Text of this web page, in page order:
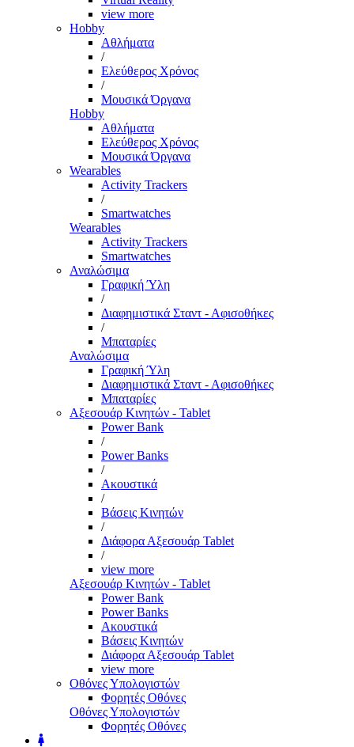
view more
Hobby
Αθλήματα
/
Ελεύθερος Χρόνος
/
Μουσικά Όργανα
Hobby
Αθλήματα
Ελεύθερος Χρόνος
Μουσικά Όργανα
Wearables
Activity Trackers
/
Smartwatches
Wearables
Activity Trackers
Smartwatches
Αναλώσιμα
Γραφική Ύλη
/
Διαφημιστικά Σταντ - Αφισοθήκες
/
Μπαταρίες
Αναλώσιμα
Γραφική Ύλη
Διαφημιστικά Σταντ - Αφισοθήκες
Μπαταρίες
Αξεσουάρ Κινητών - Tablet
Power Bank
/
Power Banks
/
Ακουστικά
/
Βάσεις Κινητών
/
Διάφορα Αξεσουάρ Tablet
/
view more
Αξεσουάρ Κινητών - Tablet
Power Bank
Power Banks
Ακουστικά
Βάσεις Κινητών
Διάφορα Αξεσουάρ Tablet
view more
Οθόνες Υπολογιστών
Φορητές Οθόνες
Οθόνες Υπολογιστών
Φορητές Οθόνες